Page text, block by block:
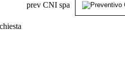
prev CNI spa